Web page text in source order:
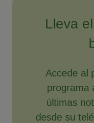
Lleva
Accede al
programa
últimas
desde su